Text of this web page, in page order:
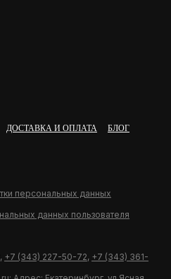
ДОСТАВКА И ОПЛАТА
БЛОГ
персональных данных
данных пользователя
, +7 (343) 227-50-72, +7 (343) 361-